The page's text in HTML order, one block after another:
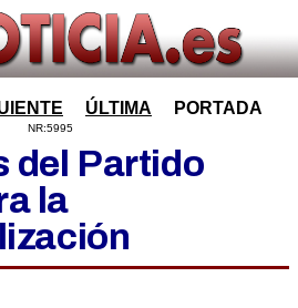
ÚLTIMA PORTADA
NR:5995
del Partido
la